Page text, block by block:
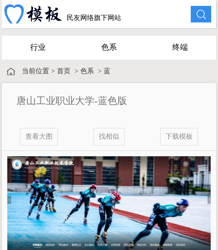
民友网络旗下网站
行业 色系 终端
当前位置 >首页 >色系 >蓝
唐山工业职业大学-蓝色版